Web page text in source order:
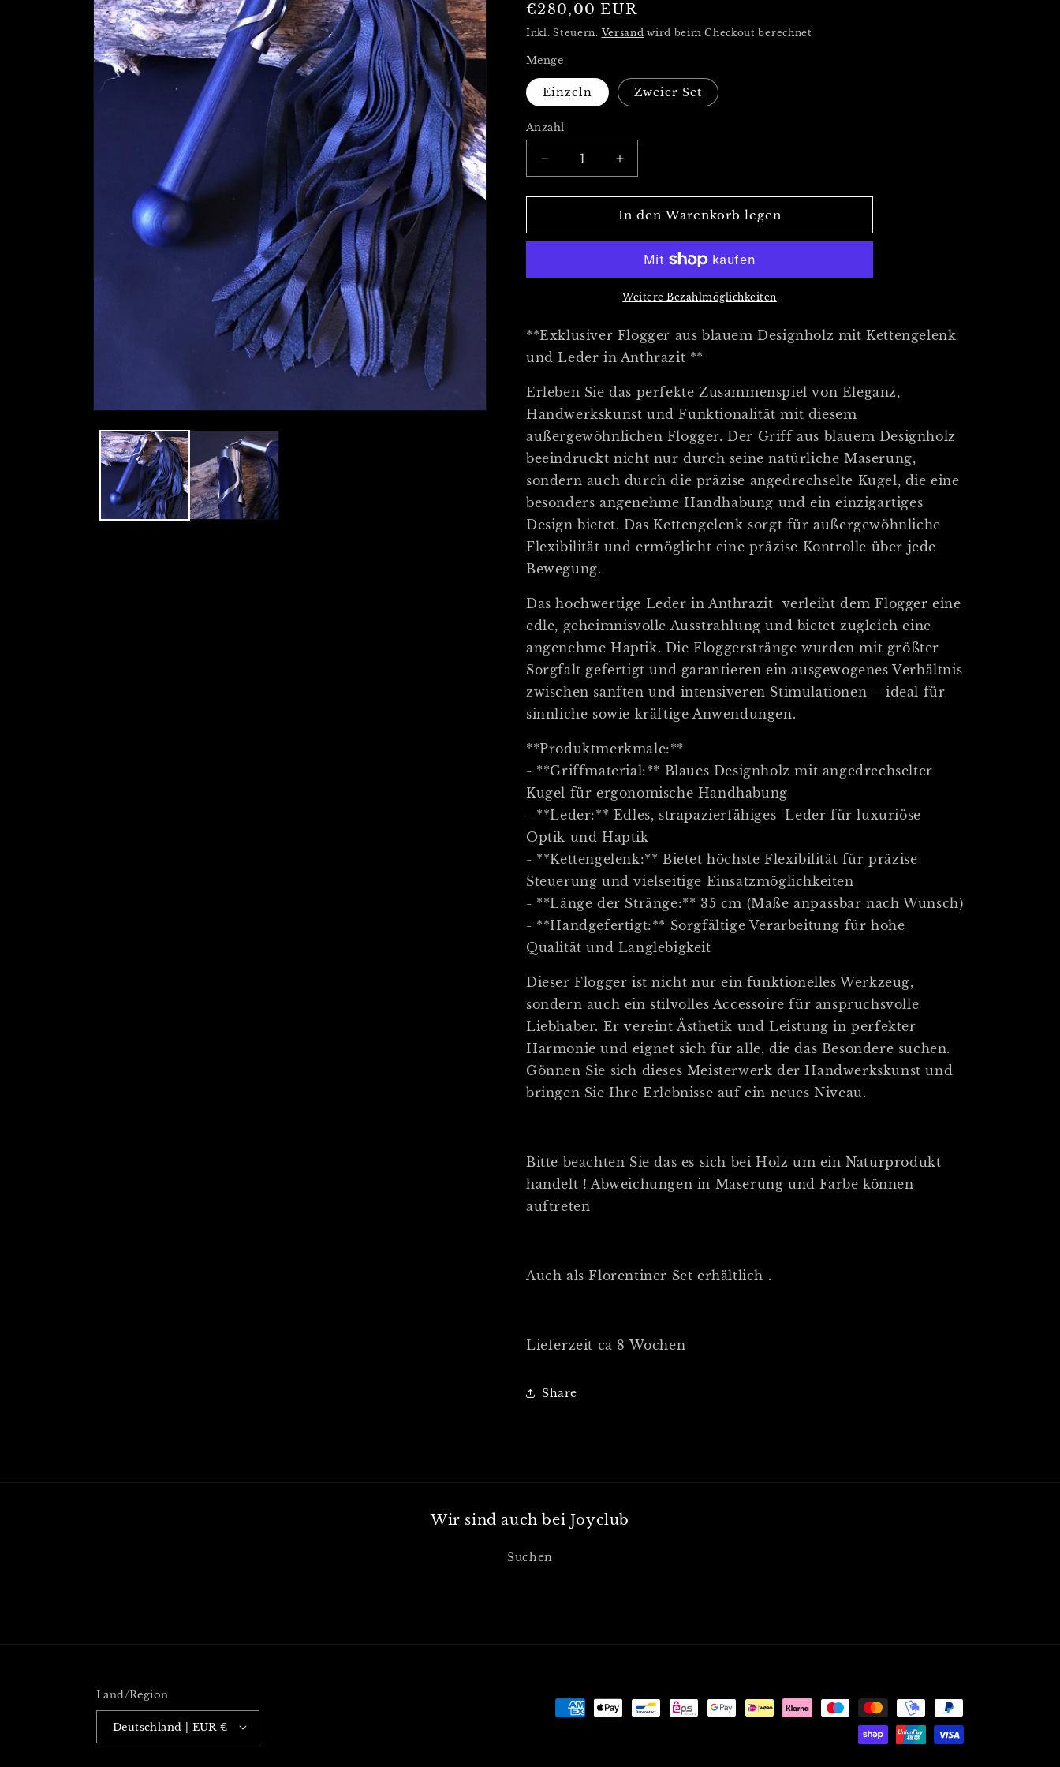
Normaler
Preis
€280,00 EUR
Inkl. Steuern.Versand wird beim Checkout berechnet
Menge
Einzeln Zweier Set
Anzahl
Verringere
die
Menge
Flogger
und
Holzkugel
aus
blauem
Erhöhe
die
Menge
für
Flogger
Kettengelenk
und
Griff
Holzkugel
aus
blauem
In den Warenkorb legen
Weitere Bezahlmöglichkeiten
**Exklusiver Flogger aus blauem Designholz mit Kettengelenk
und Leder in Anthrazit **
Erleben Sie das perfekte Zusammenspiel von Eleganz,
Handwerkskunst und Funktionalität mit diesem
außergewöhnlichen Flogger. Der Griff aus blauem Designholz
beeindruckt nicht nur durch seine natürliche Maserung,
sondern auch durch die präzise angedrechselte Kugel, die eine
besonders angenehme Handhabung und ein einzigartiges
Design bietet. Das Kettengelenk sorgt für außergewöhnliche
Flexibilität und ermöglicht eine präzise Kontrolle über jede
Bewegung.
Das hochwertige Leder in Anthrazit verleiht dem Flogger eine
edle, geheimnisvolle Ausstrahlung und bietet zugleich eine
angenehme Haptik. Die Floggerstränge wurden mit größter
Sorgfalt gefertigt und garantieren ein ausgewogenes Verhältnis
zwischen sanften und intensiveren Stimulationen – ideal für
sinnliche sowie kräftige Anwendungen.
**Produktmerkmale:**
- **Griffmaterial:** Blaues Designholz mit angedrechselter
Kugel für ergonomische Handhabung
- **Leder:** Edles, strapazierfähiges Leder für luxuriöse
Optik und Haptik
- **Kettengelenk:** Bietet höchste Flexibilität für präzise
Steuerung und vielseitige Einsatzmöglichkeiten
- **Länge der Stränge:** 35 cm (Maße anpassbar nach Wunsch)
- **Handgefertigt:** Sorgfältige Verarbeitung für hohe
Qualität und Langlebigkeit
Dieser Flogger ist nicht nur ein funktionelles Werkzeug,
sondern auch ein stilvolles Accessoire für anspruchsvolle
Liebhaber. Er vereint Ästhetik und Leistung in perfekter
Harmonie und eignet sich für alle, die das Besondere suchen.
Gönnen Sie sich dieses Meisterwerk der Handwerkskunst und
bringen Sie Ihre Erlebnisse auf ein neues Niveau.
Bitte beachten Sie das es sich bei Holz um ein Naturprodukt
handelt ! Abweichungen in Maserung und Farbe können
auftreten
Auch als Florentiner Set erhältlich .
Lieferzeit ca 8 Wochen
Share
Wir sind auch bei Joyclub
Suchen
Land/Region
Deutschland | EUR €
Zahlungsmethoden